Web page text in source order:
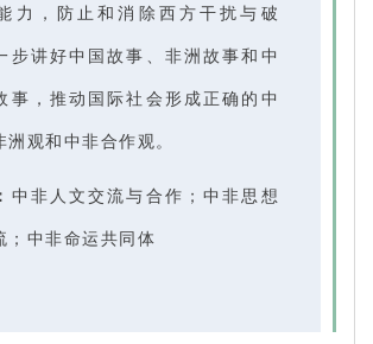
力，防止和消除西方干扰与破
步讲好中国故事、非洲故事和中
事，推动国际社会形成正确的中
洲观和中非合作观。
中非人文交流与合作；中非思想
；中非命运共同体